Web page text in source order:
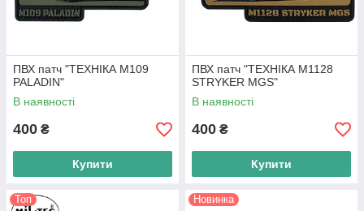
ПВХ патч "ТЕХНІКА M109
PALADIN"
В наявності
400 ₴
Купити
ПВХ патч "ТЕХНІКА M1128
STRYKER MGS"
В наявності
400 ₴
Купити
Топ Новинка